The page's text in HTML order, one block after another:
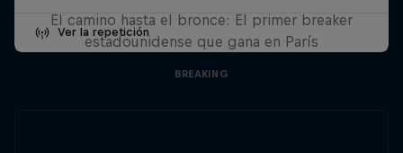
Ver la repetición
El camino hasta el bronce: El primer breaker
estadounidense que gana en París
BREAKING